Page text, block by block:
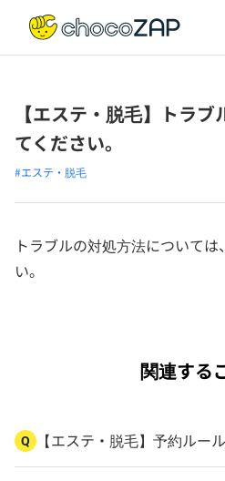
【エステ・脱毛】トラ
てください。
#エステ・脱毛
トラブルの対処方法については、
い。
関連する
Q 【エステ・脱毛】予約ルー